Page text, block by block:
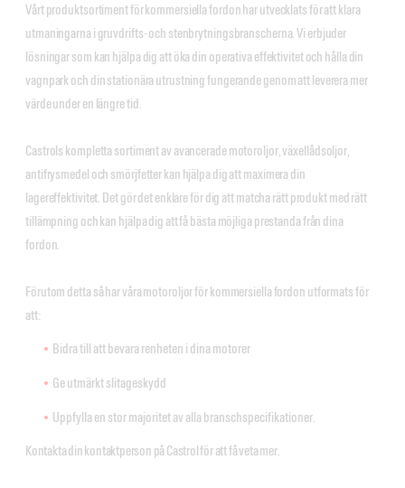
Vårt produktsortiment för kommersiella fordon har utvecklats för att klara
utmaningarna i gruvdrifts- och stenbrytningsbranscherna. Vi erbjuder
lösningar som kan hjälpa dig att öka din operativa effektivitet och hålla din
vagnpark och din stationära utrustning fungerande genom att leverera mer
värde under en längre tid.
Castrols kompletta sortiment av avancerade motoroljor, växellådsoljor,
antifrysmedel och smörjfetter kan hjälpa dig att maximera din
lagereffektivitet. Det gör det enklare för dig att matcha rätt produkt med rätt
tillämpning och kan hjälpa dig att få bästa möjliga prestanda från dina
fordon.
Förutom detta så har våra motoroljor för kommersiella fordon utformats för
att:
Bidra till att bevara renheten i dina motorer
Ge utmärkt slitageskydd
Uppfylla en stor majoritet av alla branschspecifikationer.
Kontakta din kontaktperson på Castrol för att få veta mer.